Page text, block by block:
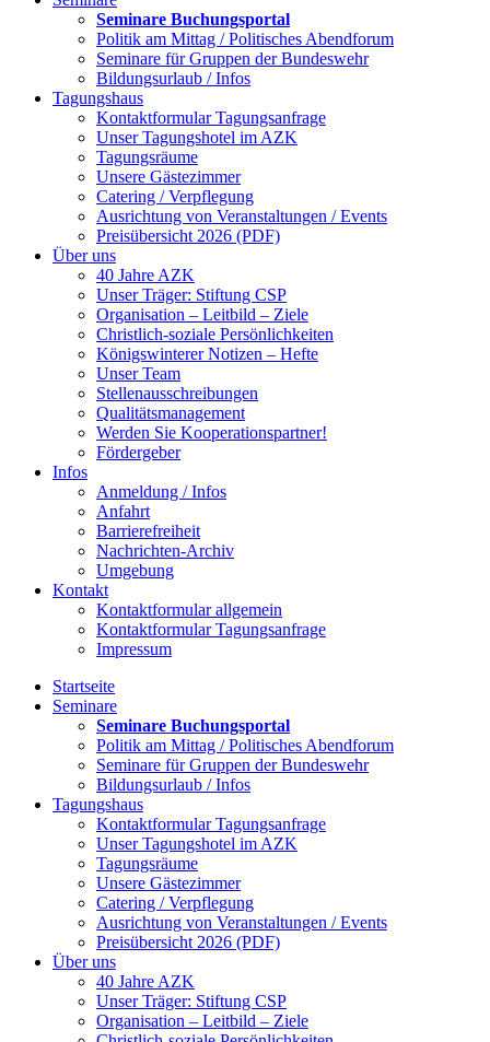
Seminare Buchungsportal
Politik am Mittag / Politisches Abendforum
Seminare für Gruppen der Bundeswehr
Bildungsurlaub / Infos
Tagungshaus
Kontaktformular Tagungsanfrage
Unser Tagungshotel im AZK
Tagungsräume
Unsere Gästezimmer
Catering / Verpflegung
Ausrichtung von Veranstaltungen / Events
Preisübersicht 2026 (PDF)
Über uns
40 Jahre AZK
Unser Träger: Stiftung CSP
Organisation – Leitbild – Ziele
Christlich-soziale Persönlichkeiten
Königswinterer Notizen – Hefte
Unser Team
Stellenausschreibungen
Qualitätsmanagement
Werden Sie Kooperationspartner!
Fördergeber
Infos
Anmeldung / Infos
Anfahrt
Barrierefreiheit
Nachrichten-Archiv
Umgebung
Kontakt
Kontaktformular allgemein
Kontaktformular Tagungsanfrage
Impressum
Startseite
Seminare
Seminare Buchungsportal
Politik am Mittag / Politisches Abendforum
Seminare für Gruppen der Bundeswehr
Bildungsurlaub / Infos
Tagungshaus
Kontaktformular Tagungsanfrage
Unser Tagungshotel im AZK
Tagungsräume
Unsere Gästezimmer
Catering / Verpflegung
Ausrichtung von Veranstaltungen / Events
Preisübersicht 2026 (PDF)
Über uns
40 Jahre AZK
Unser Träger: Stiftung CSP
Organisation – Leitbild – Ziele